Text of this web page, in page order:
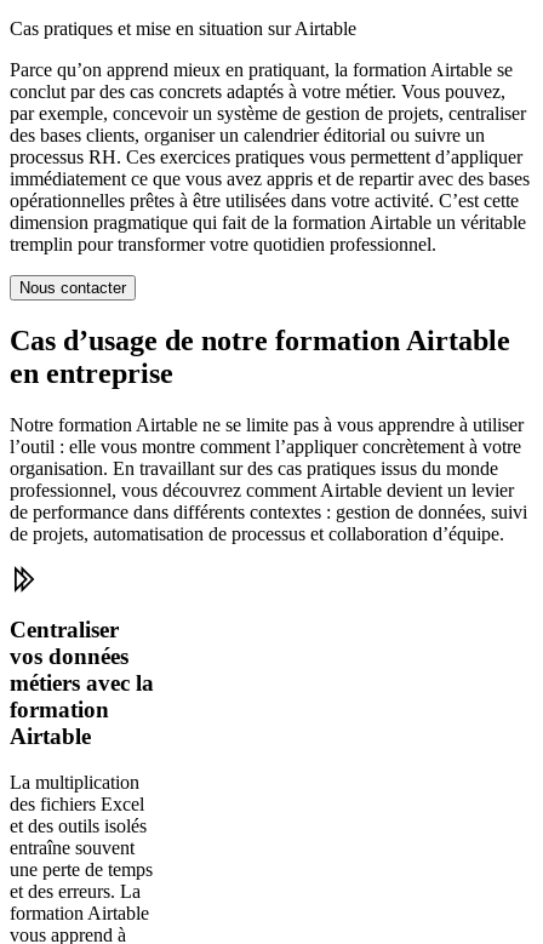
Cas pratiques et mise en situation sur Airtable
Parce qu’on apprend mieux en pratiquant, la formation Airtable se
conclut par des cas concrets adaptés à votre métier. Vous pouvez,
par exemple, concevoir un système de gestion de projets, centraliser
des bases clients, organiser un calendrier éditorial ou suivre un
processus RH. Ces exercices pratiques vous permettent d’appliquer
immédiatement ce que vous avez appris et de repartir avec des bases
opérationnelles prêtes à être utilisées dans votre activité. C’est cette
dimension pragmatique qui fait de la formation Airtable un véritable
tremplin pour transformer votre quotidien professionnel.
Nous contacter
Cas d’usage de notre formation Airtable
en entreprise
Notre formation Airtable ne se limite pas à vous apprendre à utiliser
l’outil : elle vous montre comment l’appliquer concrètement à votre
organisation. En travaillant sur des cas pratiques issus du monde
professionnel, vous découvrez comment Airtable devient un levier
de performance dans différents contextes : gestion de données, suivi
de projets, automatisation de processus et collaboration d’équipe.
Centraliser
vos données
métiers avec la
formation
Airtable
La multiplication
des fichiers Excel
et des outils isolés
entraîne souvent
une perte de temps
et des erreurs. La
formation Airtable
vous apprend à